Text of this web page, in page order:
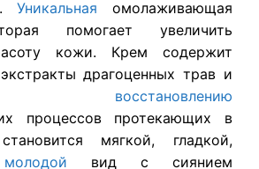
Уникальная омолаживающая
помогает увеличить
кожи. Крем содержит
драгоценных трав и
восстановлению
процессов протекающих в
мягкой, гладкой,
молодой вид с сиянием